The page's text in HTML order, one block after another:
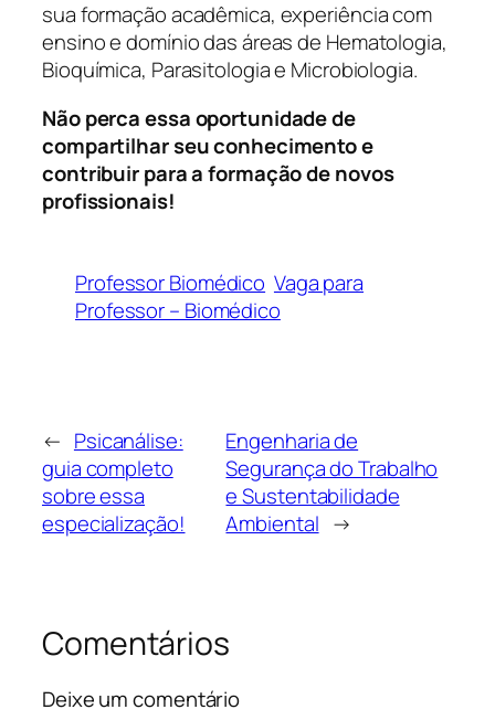
sua formação acadêmica, experiência com
ensino e domínio das áreas de Hematologia,
Bioquímica, Parasitologia e Microbiologia.
Não perca essa oportunidade de
compartilhar seu conhecimento e
contribuir para a formação de novos
profissionais!
Professor Biomédico Vaga para
Professor – Biomédico
← Psicanálise:
guia completo
sobre essa
especialização!
Engenharia de
Segurança do Trabalho
e Sustentabilidade
Ambiental →
Comentários
Deixe um comentário